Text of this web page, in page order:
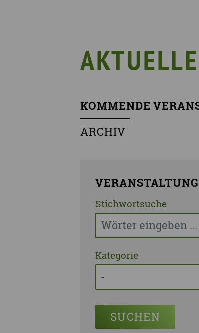
Mit wem wir arbeiten
KOMMENDE
ARCHIV
Stichwortsuche
Kategorie
SUCHEN